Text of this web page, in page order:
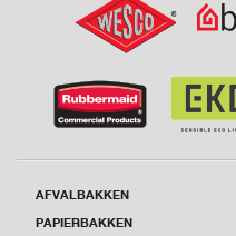
AFVALBAKKEN
PAPIERBAKKEN